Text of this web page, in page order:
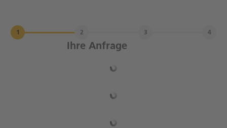
Ihre Anfrage